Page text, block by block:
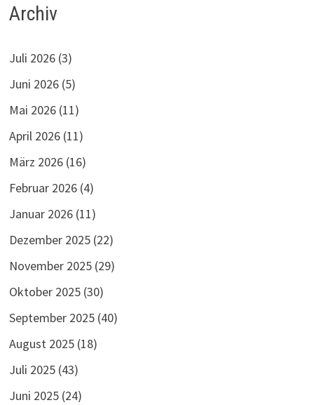
Archiv
Juli 2026 (3)
Juni 2026 (5)
Mai 2026 (11)
April 2026 (11)
März 2026 (16)
Februar 2026 (4)
Januar 2026 (11)
Dezember 2025 (22)
November 2025 (29)
Oktober 2025 (30)
September 2025 (40)
August 2025 (18)
Juli 2025 (43)
Juni 2025 (24)